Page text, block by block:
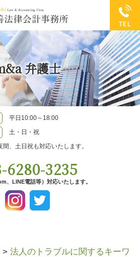
弁護士
平日10:00～18:00
土・日・祝
間、土日祝も対応いたします。
6280-3235
、LINE電話等）対応いたします。
> 法人のトラブルに関するキーワ